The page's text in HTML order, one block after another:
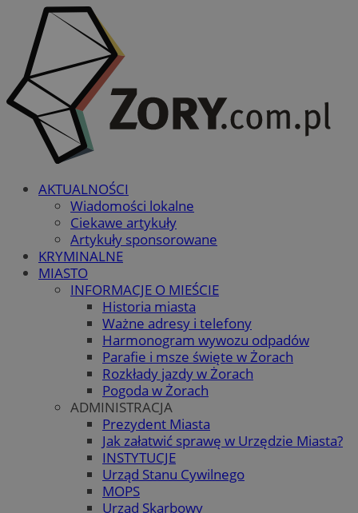
AKTUALNOŚCI
Wiadomości lokalne
Ciekawe artykuły
Artykuły sponsorowane
KRYMINALNE
MIASTO
INFORMACJE O MIEŚCIE
Historia miasta
Ważne adresy i telefony
Harmonogram wywozu odpadów
Parafie i msze święte w Żorach
Rozkłady jazdy w Żorach
Pogoda w Żorach
ADMINISTRACJA
Prezydent Miasta
Jak załatwić sprawę w Urzędzie Miasta?
INSTYTUCJE
Urząd Stanu Cywilnego
MOPS
Urząd Skarbowy